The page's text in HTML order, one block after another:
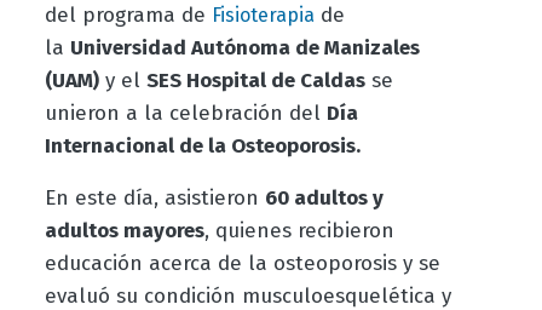
del programa de Fisioterapiade
la Universidad Autónoma de Manizales
(UAM)y el SES Hospital de Caldasse
unieron a la celebración del Día
Internacional de la Osteoporosis.
En este día, asistieron 60 adultos y
adultos mayores, quienes recibieron
educación acerca de la osteoporosis y se
evaluó su condición musculoesquelética y